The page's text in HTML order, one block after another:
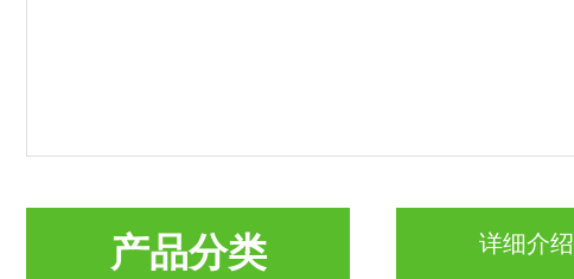
产品分类 详细介绍